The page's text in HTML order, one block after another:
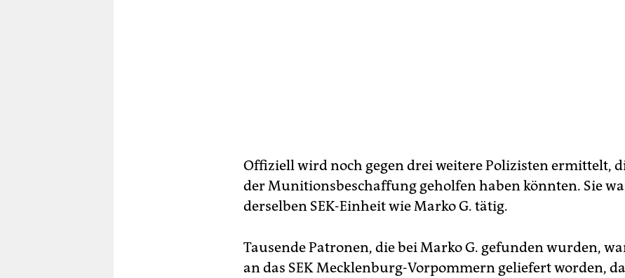
Offiziell wird noch gegen drei weitere Polizisten ermittelt,
der Munitionsbeschaffung geholfen haben könnten. Sie
derselben SEK-Einheit wie Marko G. tätig.
Tausende Patronen, die bei Marko G. gefunden wurden,
an das SEK Mecklenburg-Vorpommern geliefert worden,